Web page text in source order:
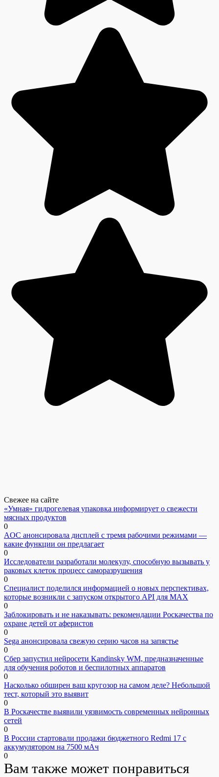
Свежее на сайте
«Умная» гидрогелевая упаковка информирует о свежести
мясных продуктов
0
AOC анонсировала дисплей с тремя рабочими режимами —
какие функции он предлагает
0
Исследователи разработали молекулу, способную вызывать у
раковых клеток процесс саморазрушения
0
Специалист поделился информацией о новых перспективах,
которые возникли с запуском открытого API для МАХ
0
Заблокировать и не наказывать: рекомендации Роскачества по
охране детей от аферистов
0
Sega анонсировала свежую серию часов на запястье
0
Сбер запустил нейросети Kandinsky WM, предназначенные
для обучения роботов и беспилотных аппаратов
0
Насколько обширен ваш кругозор на самом деле? Небольшой
тест, который это выявит
0
В Роскачестве выявили уязвимость современных нейронных
сетей
0
В России стартовали продажи бюджетного Redmi 17 с
аккумулятором на 7500 мАч
0
Вам также может понравиться